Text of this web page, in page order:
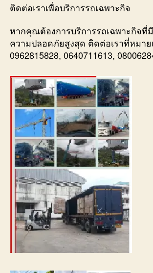
ติดต่อเราเพื่อบริการรถเฉพาะกิจ
หากคุณต้องการบริการรถเฉพาะกิจ
ความปลอดภัยสูงสุด ติดต่อเราที่หมาย
0962815828, 0640711613,